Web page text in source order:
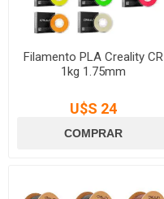
Filamento PLA Creality CR
1kg 1.75mm
U$S 24